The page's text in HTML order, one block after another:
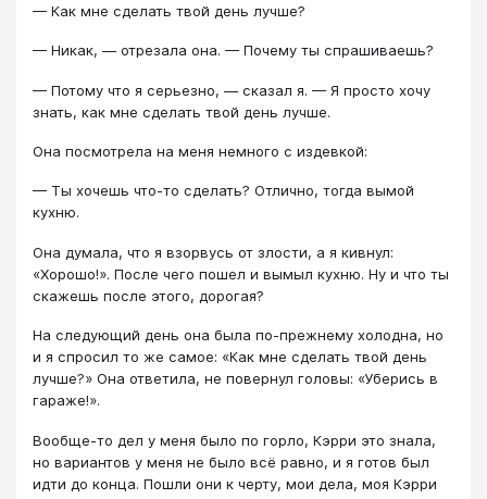
— Как мне сделать твой день лучше?
— Никак, — отрезала она. — Почему ты спрашиваешь?
— Потому что я серьезно, — сказал я. — Я просто хочу
знать, как мне сделать твой день лучше.
Она посмотрела на меня немного с издевкой:
— Ты хочешь что-то сделать? Отлично, тогда вымой
кухню.
Она думала, что я взорвусь от злости, а я кивнул:
«Хорошо!». После чего пошел и вымыл кухню. Ну и что ты
скажешь после этого, дорогая?
На следующий день она была по-прежнему холодна, но
и я спросил то же самое: «Как мне сделать твой день
лучше?» Она ответила, не повернул головы: «Уберись в
гараже!».
Вообще-то дел у меня было по горло, Кэрри это знала,
но вариантов у меня не было всё равно, и я готов был
идти до конца. Пошли они к черту, мои дела, моя Кэрри